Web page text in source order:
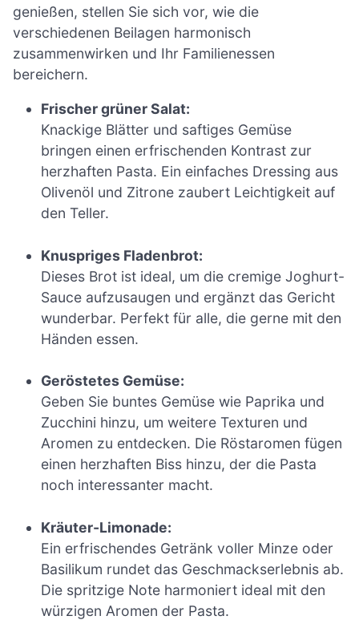
genießen, stellen Sie sich vor, wie die
verschiedenen Beilagen harmonisch
zusammenwirken und Ihr Familienessen
bereichern.
Frischer grüner Salat:
Knackige Blätter und saftiges Gemüse
bringen einen erfrischenden Kontrast zur
herzhaften Pasta. Ein einfaches Dressing aus
Olivenöl und Zitrone zaubert Leichtigkeit auf
den Teller.
Knuspriges Fladenbrot:
Dieses Brot ist ideal, um die cremige Joghurt-
Sauce aufzusaugen und ergänzt das Gericht
wunderbar. Perfekt für alle, die gerne mit den
Händen essen.
Geröstetes Gemüse:
Geben Sie buntes Gemüse wie Paprika und
Zucchini hinzu, um weitere Texturen und
Aromen zu entdecken. Die Röstaromen fügen
einen herzhaften Biss hinzu, der die Pasta
noch interessanter macht.
Kräuter-Limonade:
Ein erfrischendes Getränk voller Minze oder
Basilikum rundet das Geschmackserlebnis ab.
Die spritzige Note harmoniert ideal mit den
würzigen Aromen der Pasta.